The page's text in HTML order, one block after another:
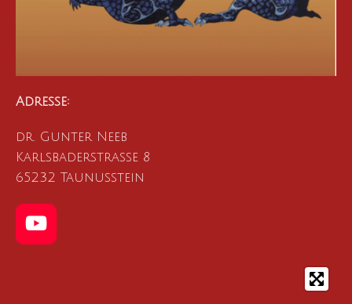
Adresse:
dr. Gunter Neeb
Karlsbaderstraße 8
65232 Taunusstein
Y
o